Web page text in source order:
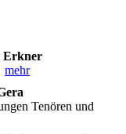
Erkner
mehr
Tenören und